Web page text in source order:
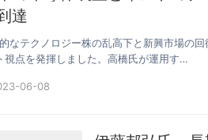
達
なテクノロジー株の乱高下と新興市場の
視点を発揮しました。高橋氏が運用す…
06-08